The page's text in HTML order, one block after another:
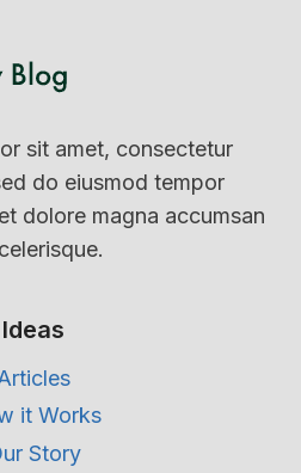
sit amet, consectetur
do eiusmod tempor
dolore magna accumsan
Ideas
it Works
Story